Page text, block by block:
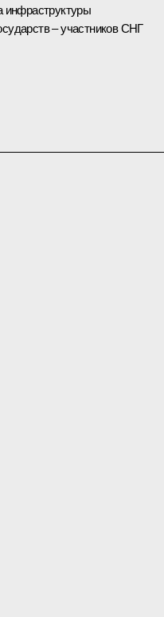
инфраструктуры
– участников СНГ